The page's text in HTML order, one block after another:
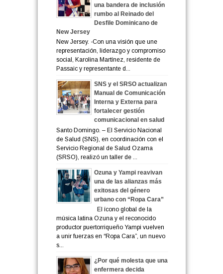
una bandera de inclusión
rumbo al Reinado del
Desfile Dominicano de
New Jersey
New Jersey. -Con una visión que une
representación, liderazgo y compromiso
social, Karolina Martínez, residente de
Passaic y representante d...
SNS y el SRSO actualizan
Manual de Comunicación
Interna y Externa para
fortalecer gestión
comunicacional en salud
Santo Domingo. – El Servicio Nacional
de Salud (SNS), en coordinación con el
Servicio Regional de Salud Ozama
(SRSO), realizó un taller de ...
Ozuna y Yampi reavivan
una de las alianzas más
exitosas del género
urbano con “Ropa Cara”
El ícono global de la
música latina Ozuna y el reconocido
productor puertorriqueño Yampi vuelven
a unir fuerzas en “Ropa Cara”, un nuevo
s...
¿Por qué molesta que una
enfermera decida